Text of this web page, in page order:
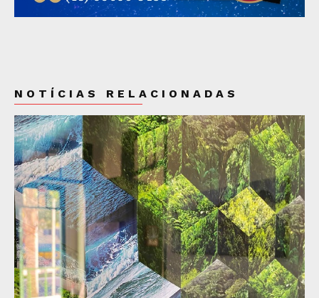
NOTÍCIAS RELACIONADAS